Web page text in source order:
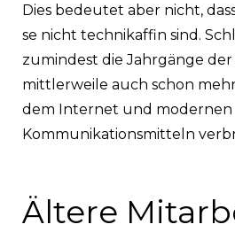
Dies bedeutet aber nicht,
se nicht technikaffin sind.
zumindest die Jahrgänge
mittlerweile auch schon
dem Internet und modernen
Kommunikationsmitteln
Ältere